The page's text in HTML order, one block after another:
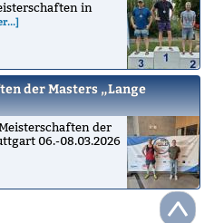
in
der Masters „Lange
der
06.-08.03.2026